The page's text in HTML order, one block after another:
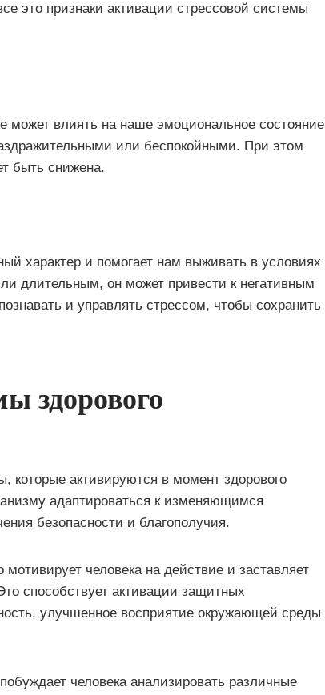
это признаки активации стрессовой системы
может влиять на наше эмоциональное состояние
или беспокойными. При этом
быть снижена.
характер и помогает нам выживать в условиях
длительным, он может привести к негативным
и управлять стрессом, чтобы сохранить
здорового
которые активируются в момент здорового
адаптироваться к изменяющимся
безопасности и благополучия.
мотивирует человека на действие и заставляет
способствует активации защитных
улучшенное восприятие окружающей среды
человека анализировать различные